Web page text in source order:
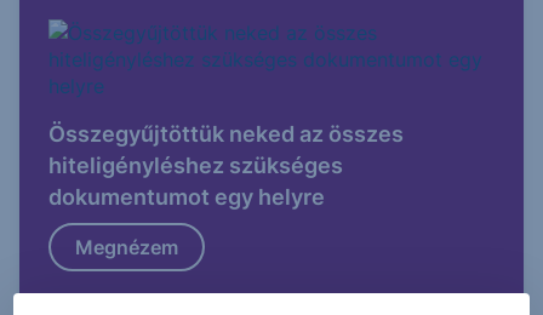
Összegyűjtöttük neked az összes
hiteligényléshez szükséges
dokumentumot egy helyre
Megnézem